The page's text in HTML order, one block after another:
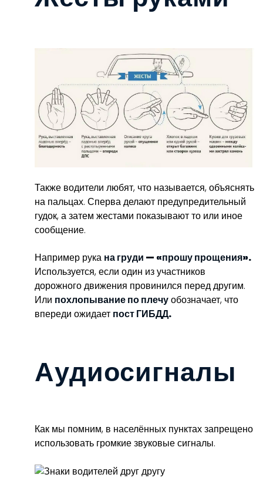
Также водители любят, что называется, объяснять
на пальцах. Сперва делают предупредительный
гудок, а затем жестами показывают то или иное
сообщение.
Например рука на груди — «прошу прощения».
Используется, если один из участников
дорожного движения провинился перед другим.
Или похлопывание по плечуобозначает, что
впереди ожидает пост ГИБДД.
Аудиосигналы
Как мы помним, в населённых пунктах запрещено
использовать громкие звуковые сигналы.